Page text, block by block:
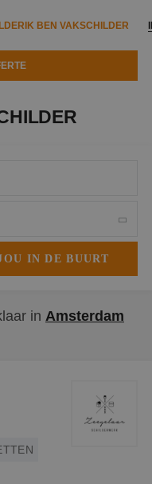
IK BEN VAKSCHILDER
in Amsterdam